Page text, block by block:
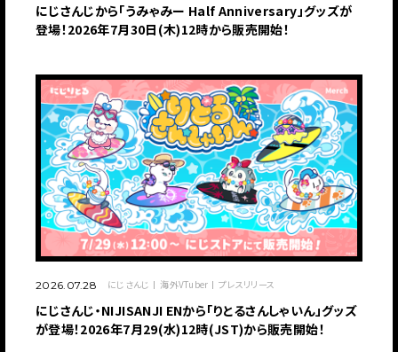
にじさんじから「うみゃみー Half Anniversary」グッズが
登場！2026年7月30日(木)12時から販売開始！
2026.07.28 にじさんじ 海外VTuber プレスリリース
にじさんじ・NIJISANJI ENから「りとるさんしゃいん」グッズ
が登場！2026年7月29(水)12時(JST)から販売開始！